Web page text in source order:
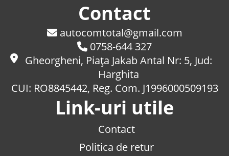
Contact
autocomtotal@gmail.com
0758-644 327
Gheorgheni, Piaţa Jakab Antal Nr: 5, Jud:
Harghita
CUI: RO8845442, Reg. Com. J1996000509193
Link-uri utile
Contact
Politica de retur